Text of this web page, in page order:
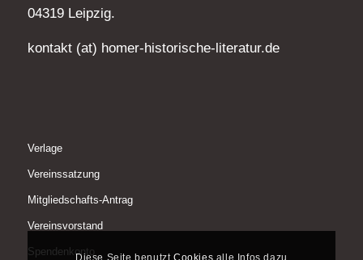
04319 Leipzig.
kontakt (at) homer-historische-literatur.de
Verlage
Vereinssatzung
Mitgliedschafts-Antrag
Vereinsvorstand
SpendenkontoDiese Seite benutztCookies alle Infos dazu